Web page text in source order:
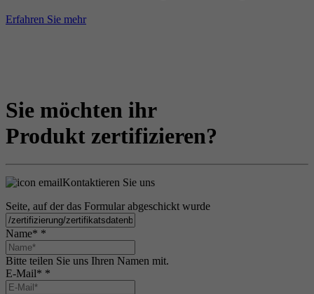
Erfahren Sie mehr
Sie möchten ihr
Produkt zertifizieren?
Kontaktieren Sie uns
Seite, auf der das Formular abgeschickt wurde
Name* *
Bitte teilen Sie uns Ihren Namen mit.
E-Mail* *